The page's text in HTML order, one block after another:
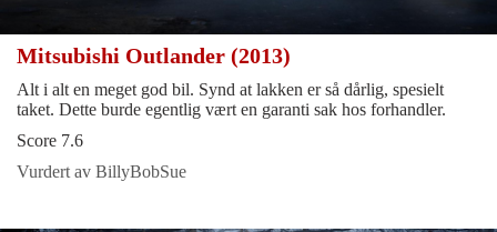
Mitsubishi Outlander (2013)
Alt i alt en meget god bil. Synd at lakken er så dårlig, spesielt
taket. Dette burde egentlig vært en garanti sak hos forhandler.
Score 7.6
Vurdert av BillyBobSue